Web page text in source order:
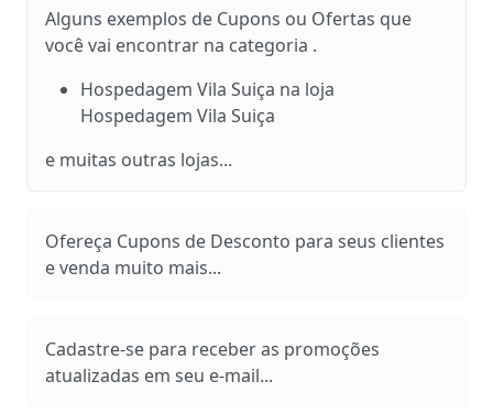
Alguns exemplos de Cupons ou Ofertas que
você vai encontrar na categoria .
Hospedagem Vila Suiça na loja
Hospedagem Vila Suiça
e muitas outras lojas...
Ofereça Cupons de Desconto para seus clientes
e venda muito mais...
Cadastre-se para receber as promoções
atualizadas em seu e-mail...